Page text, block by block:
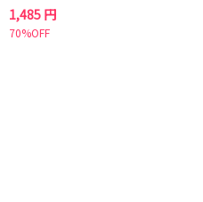
1,485 円
70%OFF